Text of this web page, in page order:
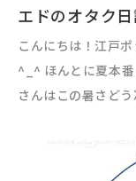
エドのオタク
こんにちは！江戸
^_^ ほんとに夏本
さんはこの暑さど